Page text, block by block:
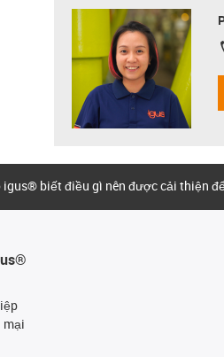
biết điều gì nên được cải thiện
mại